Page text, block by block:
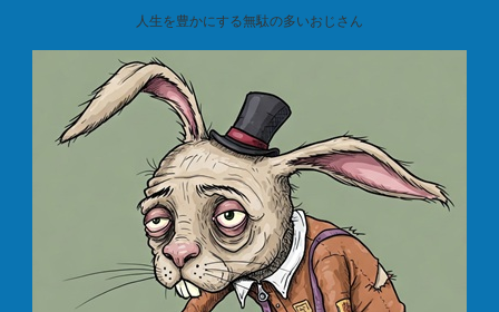
人生を豊かにする無駄の多いおじさん